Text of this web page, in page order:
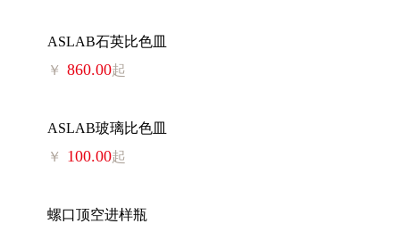
ASLAB石英比色皿
￥ 860.00起
ASLAB玻璃比色皿
￥ 100.00起
螺口顶空进样瓶